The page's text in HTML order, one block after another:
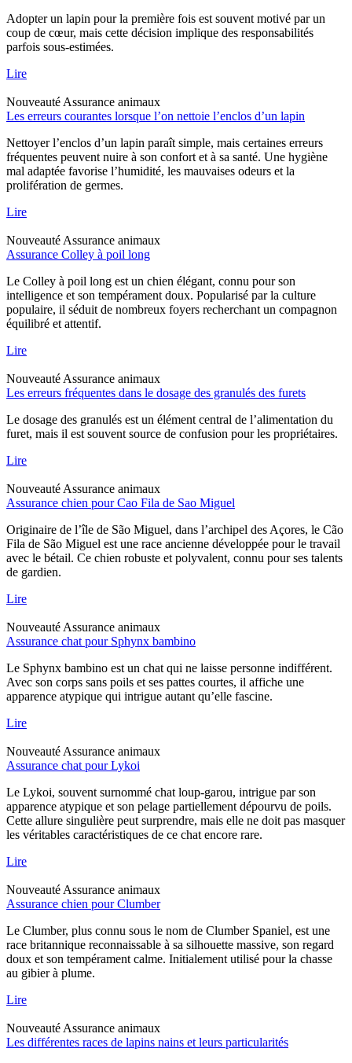
Adopter un lapin pour la première fois est souvent motivé par un
coup de cœur, mais cette décision implique des responsabilités
parfois sous-estimées.
Lire
Nouveauté Assurance animaux
Les erreurs courantes lorsque l’on nettoie l’enclos d’un lapin
Nettoyer l’enclos d’un lapin paraît simple, mais certaines erreurs
fréquentes peuvent nuire à son confort et à sa santé. Une hygiène
mal adaptée favorise l’humidité, les mauvaises odeurs et la
prolifération de germes.
Lire
Nouveauté Assurance animaux
Assurance Colley à poil long
Le Colley à poil long est un chien élégant, connu pour son
intelligence et son tempérament doux. Popularisé par la culture
populaire, il séduit de nombreux foyers recherchant un compagnon
équilibré et attentif.
Lire
Nouveauté Assurance animaux
Les erreurs fréquentes dans le dosage des granulés des furets
Le dosage des granulés est un élément central de l’alimentation du
furet, mais il est souvent source de confusion pour les propriétaires.
Lire
Nouveauté Assurance animaux
Assurance chien pour Cao Fila de Sao Miguel
Originaire de l’île de São Miguel, dans l’archipel des Açores, le Cão
Fila de São Miguel est une race ancienne développée pour le travail
avec le bétail. Ce chien robuste et polyvalent, connu pour ses talents
de gardien.
Lire
Nouveauté Assurance animaux
Assurance chat pour Sphynx bambino
Le Sphynx bambino est un chat qui ne laisse personne indifférent.
Avec son corps sans poils et ses pattes courtes, il affiche une
apparence atypique qui intrigue autant qu’elle fascine.
Lire
Nouveauté Assurance animaux
Assurance chat pour Lykoi
Le Lykoi, souvent surnommé chat loup-garou, intrigue par son
apparence atypique et son pelage partiellement dépourvu de poils.
Cette allure singulière peut surprendre, mais elle ne doit pas masquer
les véritables caractéristiques de ce chat encore rare.
Lire
Nouveauté Assurance animaux
Assurance chien pour Clumber
Le Clumber, plus connu sous le nom de Clumber Spaniel, est une
race britannique reconnaissable à sa silhouette massive, son regard
doux et son tempérament calme. Initialement utilisé pour la chasse
au gibier à plume.
Lire
Nouveauté Assurance animaux
Les différentes races de lapins nains et leurs particularités